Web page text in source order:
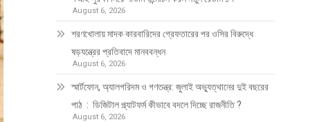
August 6, 2026
শরণখোলায় মাদক কারবারিদের গ্রেফতারের পর ওসির বিরুদ্ধে
ষড়যন্ত্রের প্রতিবাদে মানববন্ধন
August 6, 2026
স্মার্টফোন, অ্যালগরিদম ও গণতন্ত্র: জুলাই অভ্যুত্থানের দুই বছরের
পাঠ : ডিজিটাল প্ল্যাটফর্ম কীভাবে বদলে দিচ্ছে রাজনীতি ?
August 6, 2026